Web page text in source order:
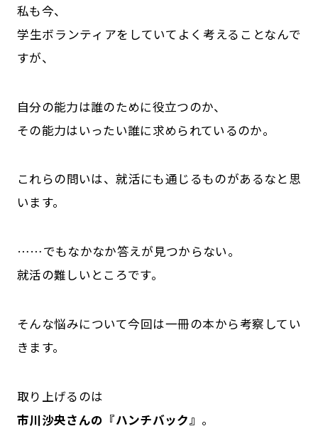
私も今、
学生ボランティアをしていてよく考えることなんで
すが、
自分の能力は誰のために役立つのか、
その能力はいったい誰に求められているのか。
これらの問いは、就活にも通じるものがあるなと思
います。
……でもなかなか答えが見つからない。
就活の難しいところです。
そんな悩みについて今回は一冊の本から考察してい
きます。
取り上げるのは
市川沙央さんの『ハンチバック』 。